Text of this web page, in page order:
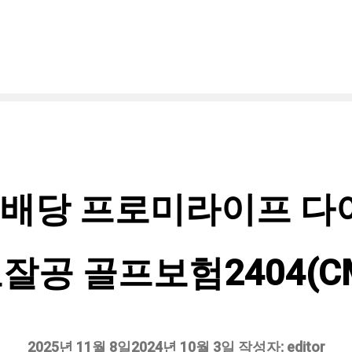
당 프로미라이프 다
공 골프보험
2025년 11월 8일2024년 10월 3일 작성자: editor